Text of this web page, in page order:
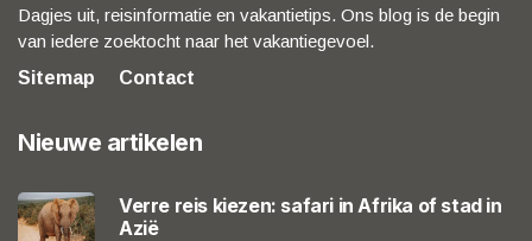
Dagjes uit, reisinformatie en vakantietips. Ons blog is de begin
van iedere zoektocht naar het vakantiegevoel.
Sitemap
Contact
Nieuwe artikelen
Verre reis kiezen: safari in Afrika of stad in
Azië